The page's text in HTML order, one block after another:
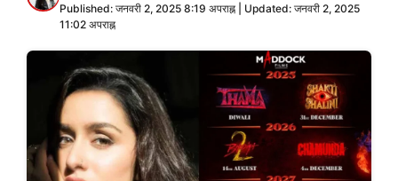
Published: जनवरी 2, 2025 8:19 अपराह्न | Updated: जनवरी 2, 2025
11:02 अपराह्न